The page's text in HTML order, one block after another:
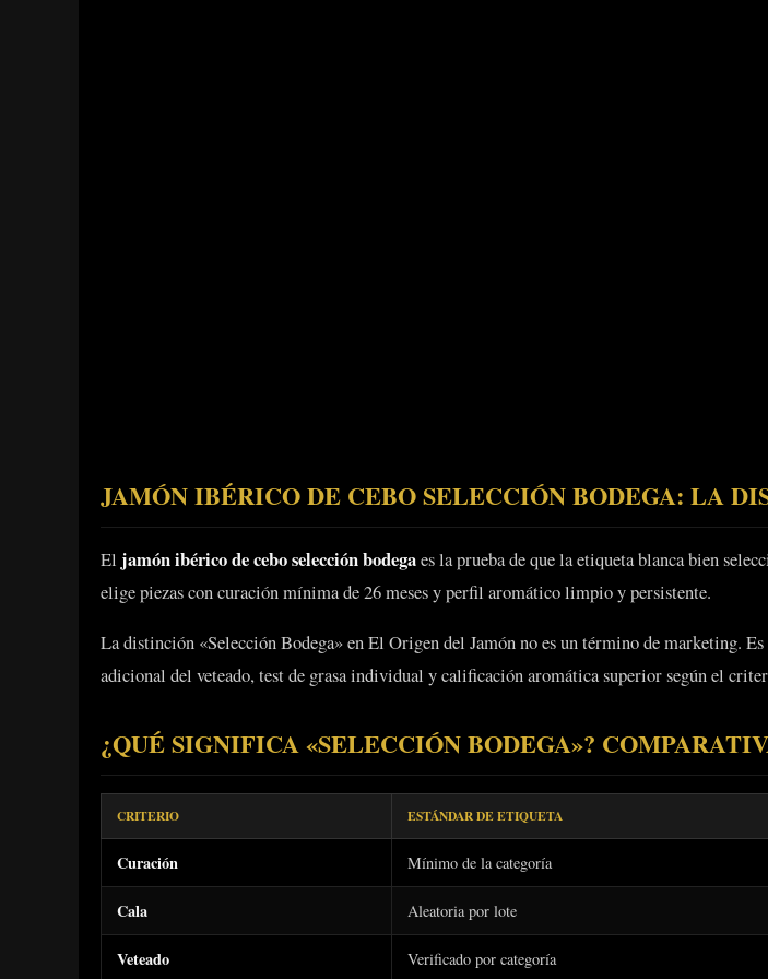
JAMÓN IBÉRICO DE CEBO SELECCIÓN BODEGA: LA
El jamón ibérico de cebo selección bodegaes la prueba de que la etiqueta blanca bien
elige piezas con curación mínima de 26 meses y perfil aromático limpio y persistente.
La distinción «Selección Bodega» en El Origen del Jamón no es un término de marketing.
adicional del veteado, test de grasa individual y calificación aromática superior según el
¿QUÉ SIGNIFICA «SELECCIÓN BODEGA»?
CRITERIO ESTÁNDAR DE ETIQUETA
Curación Mínimo de la categoría
Cala Aleatoria por lote
Veteado Verificado por categoría